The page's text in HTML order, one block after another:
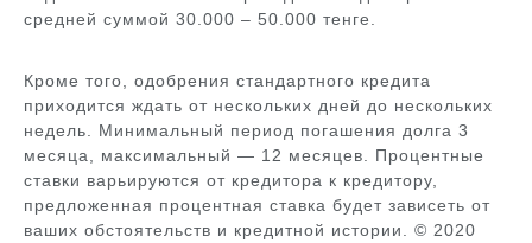
средней суммой 30.000 – 50.000 тенге.
Кроме того, одобрения стандартного кредита
приходится ждать от нескольких дней до нескольких
недель. Минимальный период погашения долга 3
месяца, максимальный — 12 месяцев. Процентные
ставки варьируются от кредитора к кредитору,
предложенная процентная ставка будет зависеть от
ваших обстоятельств и кредитной истории. © 2020